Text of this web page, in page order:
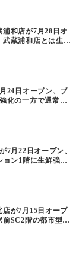
和店が7月28日オ
武蔵浦和店とは生鮮
24日オープン、ブ
化の一方で通常店
7月22日オープン、
ョン1階に生鮮強化
店が7月15日オープ
SC2階の都市型小